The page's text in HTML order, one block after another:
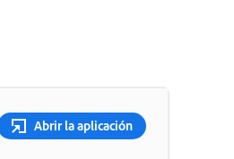
Abrir la aplicación